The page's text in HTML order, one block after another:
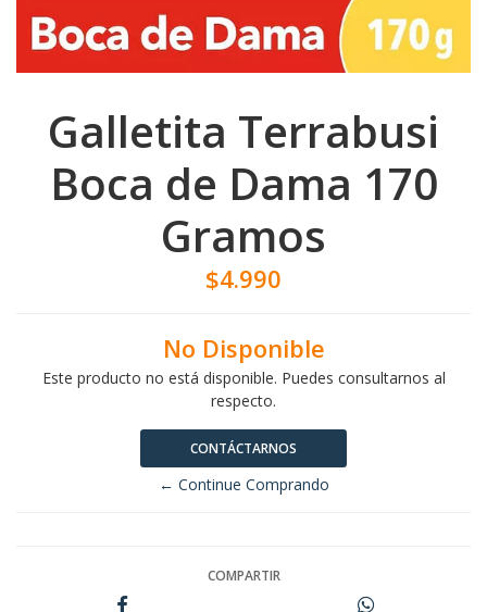
Galletita Terrabusi
Boca de Dama 170
Gramos
$4.990
No Disponible
Este producto no está disponible. Puedes consultarnos al
respecto.
CONTÁCTARNOS
← Continue Comprando
COMPARTIR